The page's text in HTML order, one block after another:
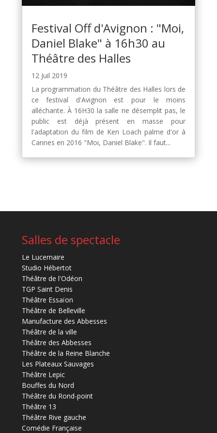
Festival Off d'Avignon : "Moi,
Daniel Blake" à 16h30 au
Théâtre des Halles
12 Juil 2019
La programmation du Théâtre des Halles lors de
ce festival d'Avignon est pour le moins
alléchante. À 16H30 la salle ne désemplit pas, le
public est déjà présent en masse pour
l'adaptation du film de Ken Loach palme d'or à
Cannes en 2016 "Moi, Daniel Blake". Il faut...
Salles de spectacle
Le Lucernaire
Studio Hébertot
Théâtre de l'Odéon
TGP Saint Denis
Théâtre Essaïon
Théâtre de Belleville
Manufacture des Abbesses
Théâtre de la ville
Théâtre des Abbesses
Théâtre de la Reine Blanche
Les Plateaux Sauvages
Théâtre Lepic
Bouffes du Nord
Théâtre du Rond-point
Théâtre 13
Théâtre Rive gauche
Comédie Française